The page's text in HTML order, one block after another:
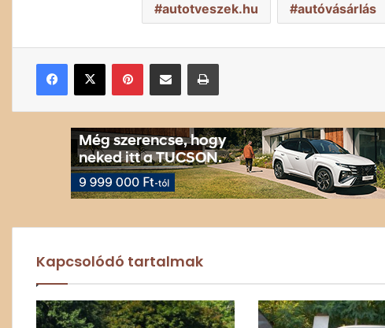
autotveszek.hu autóvásárlás
Facebook
X PinterestMegosztás email-ben Nyomtatás
Kapcsolódó tartalmak